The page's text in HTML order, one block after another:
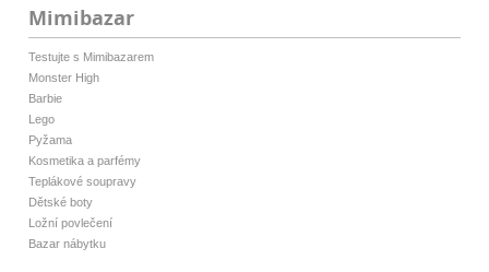
Mimibazar
Testujte s Mimibazarem
Monster High
Barbie
Lego
Pyžama
Kosmetika a parfémy
Teplákové soupravy
Dětské boty
Ložní povlečení
Bazar nábytku